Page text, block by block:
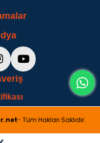
- Tüm Hakları Saklıdır.